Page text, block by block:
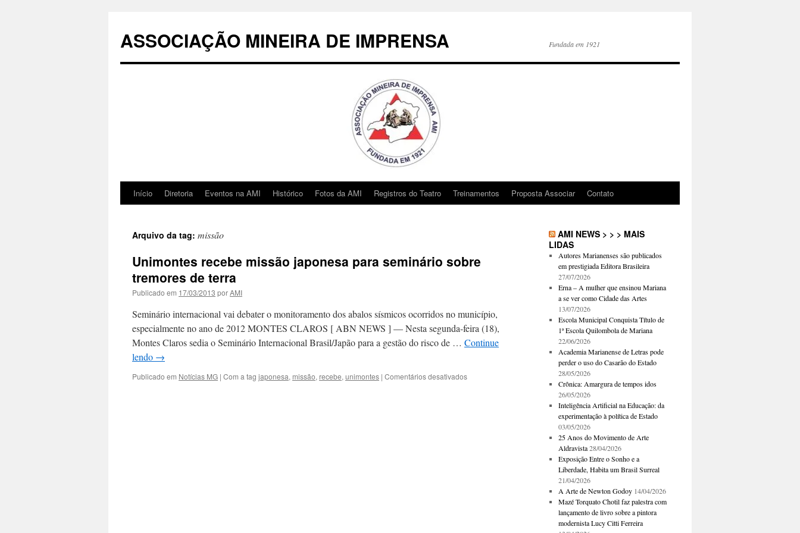
conteúdo
ASSOCIAÇÃO MINEIRA DE IMPRENSA Fundada em 1921
Início Diretoria Eventos na AMI Histórico Fotos da AMI Registros do Teatro Treinamentos Proposta Associar Contato
Arquivo da tag: missão
Unimontes recebe missão japonesa para seminário sobre
tremores de terra
Publicado em 17/03/2013 porAMI
Seminário internacional vai debater o monitoramento dos abalos sísmicos ocorridos no município,
especialmente no ano de 2012 MONTES CLAROS [ ABN NEWS ] — Nesta segunda-feira (18),
Montes Claros sedia o Seminário Internacional Brasil/Japão para a gestão do risco de … Continue
lendo →
Publicado em Notícias MG | Com a tag japonesa, missão, recebe, unimontes | Comentários desativadosem
AMI NEWS > > > MAIS
LIDAS
Autores Marianenses são publicados
em prestigiada Editora Brasileira
27/07/2026
Erna – A mulher que ensinou Mariana
a se ver como Cidade das Artes
13/07/2026
Escola Municipal Conquista Título de
1ª Escola Quilombola de Mariana
22/06/2026
Academia Marianense de Letras pode
perder o uso do Casarão do Estado
28/05/2026
Crônica: Amargura de tempos idos
26/05/2026
Inteligência Artificial na Educação: da
experimentação à política de Estado
03/05/2026
25 Anos do Movimento de Arte
Aldravista 28/04/2026
Exposição Entre o Sonho e a
Liberdade, Habita um Brasil Surreal
21/04/2026
A Arte de Newton Godoy 14/04/2026
Mazé Torquato Chotil faz palestra com
lançamento de livro sobre a pintora
modernista Lucy Citti Ferreira